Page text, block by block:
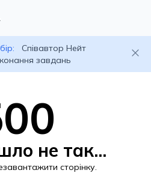
Співавтор Нейт
завдань
не так...
сторінку.